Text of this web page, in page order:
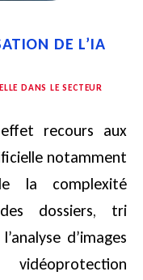
DE L’IA
DANS LE SECTEUR
recours aux
notamment
la complexité
dossiers, tri
d’images